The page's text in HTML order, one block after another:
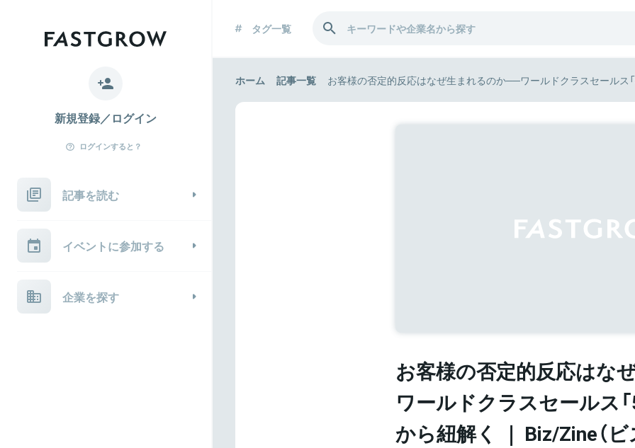
新規登録／ログイン
ログインすると？
記事を読む
イベントに参加する
企業を探す
タグ一覧
ホーム 記事一覧 お客様の否定的反応はなぜ生まれるのか──ワールドクラスセールス
お客様の否定的反応はな
ワールドクラスセールス
から紐解く ｜ Biz/Zine（ビ